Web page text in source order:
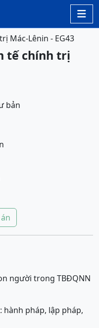

Mác-Lênin - EG43
tế chính trị
bản
người trong TBĐQNN
hành pháp, lập pháp,